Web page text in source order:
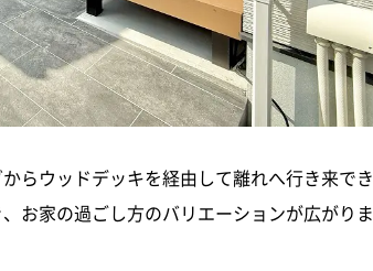
らウッドデッキを経由して離れへ行き来でき
お家の過ごし方のバリエーションが広がりま